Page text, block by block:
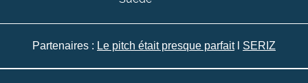
Partenaires : Le pitch était presque parfaitl SERIZ